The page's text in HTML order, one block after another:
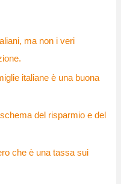
ma non i veri
italiane è una buona
del risparmio e del
che è una tassa sui